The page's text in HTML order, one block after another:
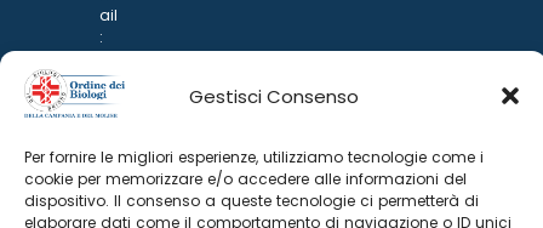
Gestisci Consenso
Per fornire le migliori esperienze, utilizziamo tecnologie come i
cookie per memorizzare e/o accedere alle informazioni del
dispositivo. Il consenso a queste tecnologie ci permetterà di
elaborare dati come il comportamento di navigazione o ID unici
ail
:
d
@
p
n
ar
i.it